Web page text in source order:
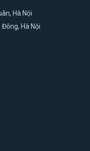
người tiêu dùng muốn
thành vừa phải.
Hà Nội
Hà Nội